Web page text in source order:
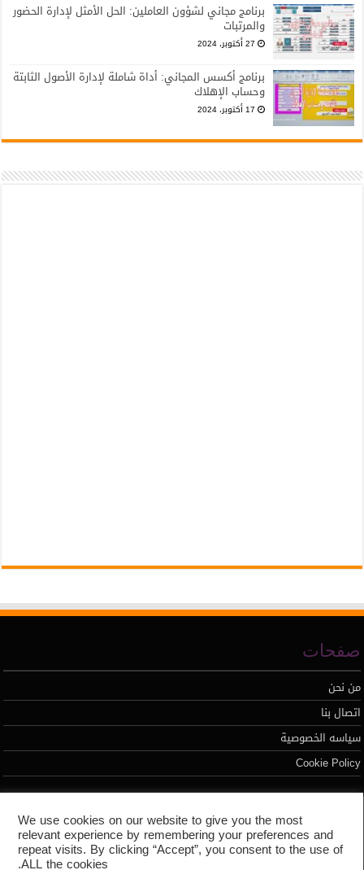
برنامج مجاني لشؤون العاملين: الحل الأمثل لإدارة الحضور
والمرتبات
27 أكتوبر، 2024
برنامج أكسس المجاني: أداة شاملة لإدارة الأصول الثابتة
وحساب الإهلاك
17 أكتوبر، 2024
صفحات
من نحن
اتصال بنا
سياسه الخصوصية
Cookie Policy
تطوير محمد السيد
We use cookies on our website to give you the most
relevant experience by remembering your preferences and
repeat visits. By clicking “Accept”, you consent to the use of
ALL the cookies.